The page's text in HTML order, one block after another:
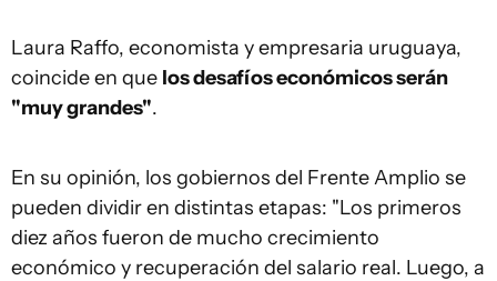
Laura Raffo, economista y empresaria uruguaya,
coincide en que los desafíos económicos serán
"muy grandes".
En su opinión, los gobiernos del Frente Amplio se
pueden dividir en distintas etapas: "Los primeros
diez años fueron de mucho crecimiento
económico y recuperación del salario real. Luego, a